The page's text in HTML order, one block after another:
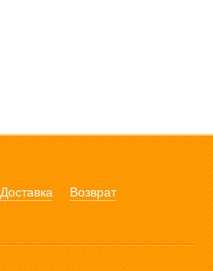
Доставка
Возврат